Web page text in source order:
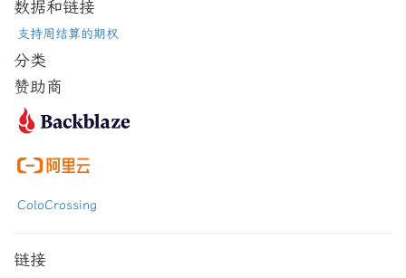
数据和链接
支持周结算的期权
分类
赞助商
ColoCrossing
链接